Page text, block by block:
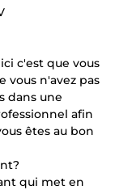
c'est que vous
vous n'avez pas
dans une
afin
êtes au bon
qui met en